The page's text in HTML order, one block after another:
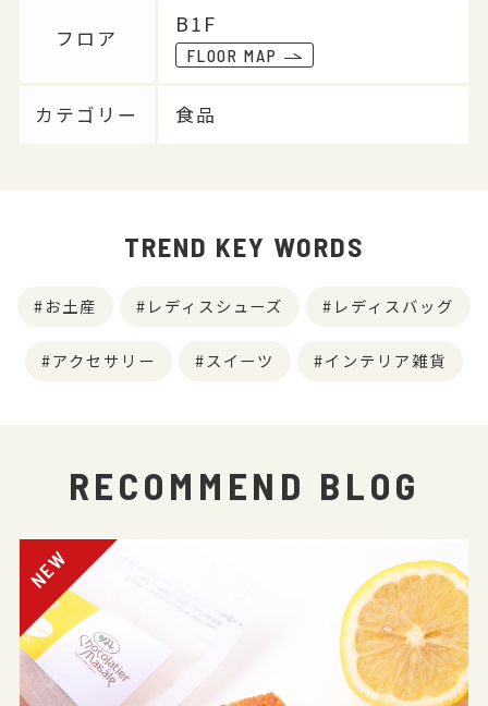
フロア
B1F
FLOOR MAP
カテゴリー 食品
TREND KEY WORDS
お土産 レディスシューズ レディスバッグ
アクセサリー スイーツ インテリア雑貨
RECOMMEND BLOG